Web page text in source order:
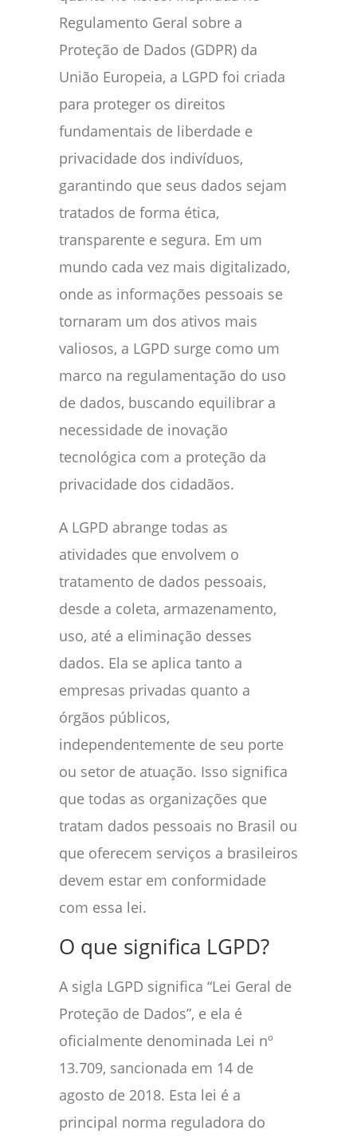
Regulamento Geral sobre a
Proteção de Dados (GDPR) da
União Europeia, a LGPD foi criada
para proteger os direitos
fundamentais de liberdade e
privacidade dos indivíduos,
garantindo que seus dados sejam
tratados de forma ética,
transparente e segura. Em um
mundo cada vez mais digitalizado,
onde as informações pessoais se
tornaram um dos ativos mais
valiosos, a LGPD surge como um
marco na regulamentação do uso
de dados, buscando equilibrar a
necessidade de inovação
tecnológica com a proteção da
privacidade dos cidadãos.
A LGPD abrange todas as
atividades que envolvem o
tratamento de dados pessoais,
desde a coleta, armazenamento,
uso, até a eliminação desses
dados. Ela se aplica tanto a
empresas privadas quanto a
órgãos públicos,
independentemente de seu porte
ou setor de atuação. Isso significa
que todas as organizações que
tratam dados pessoais no Brasil ou
que oferecem serviços a brasileiros
devem estar em conformidade
com essa lei.
O que significa LGPD?
A sigla LGPD significa “Lei Geral de
Proteção de Dados”, e ela é
oficialmente denominada Lei nº
13.709, sancionada em 14 de
agosto de 2018. Esta lei é a
principal norma reguladora do